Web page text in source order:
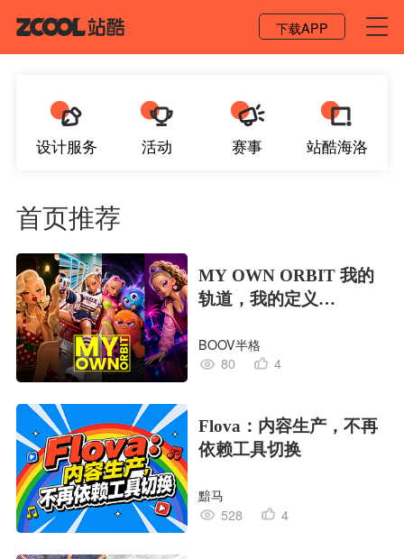
下载APP
设计服务 活动 赛事 站酷海洛
首页推荐
MY OWN ORBIT 我的
轨道，我的定义
对
BOOV半格
80
4
Flova：内容生产，不再
依赖工具切换
黯马
528
4